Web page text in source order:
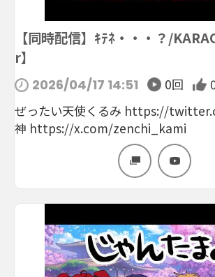
【同時配信】ｷﾃﾈ・・・？/
r】
2026/04/17 14:51 0回
ぜったい天使くるみ https://
神 https://x.com/zenchi_kami